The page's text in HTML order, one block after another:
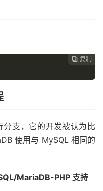
 复制
 复制
 复制
 复制
 复制
 复制
 复制
 复制
 复制
 复制
 复制
 复制
 复制
 复制
 复制
 复制
 复制
 复制
 复制
 复制
 复制
 复制
 复制
 复制
支，它的开发被认为比
使用与 MySQL 相同的
MariaDB-PHP 支持